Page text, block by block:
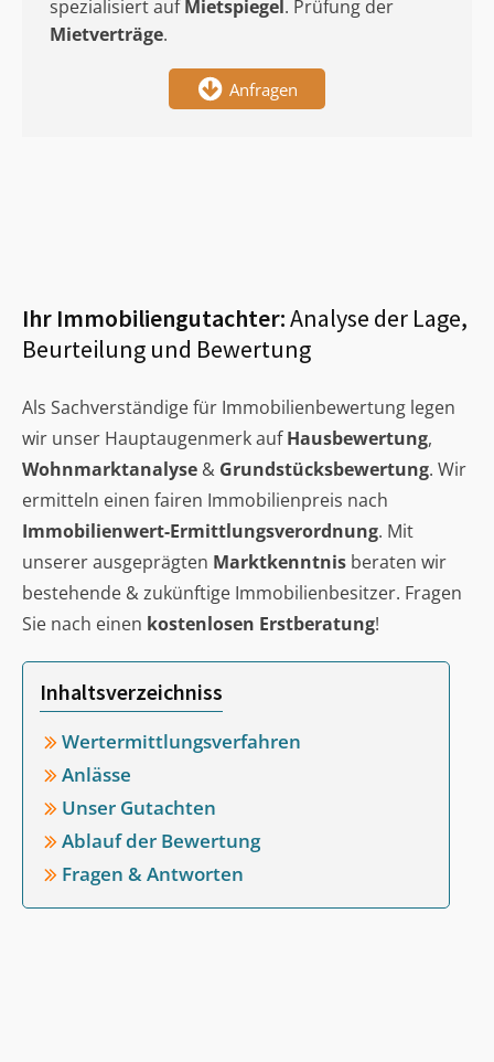
spezialisiert auf Mietspiegel . Prüfung der
Mietverträge.
Anfragen
Ihr Immobiliengutachter:Analyse der Lage,
Beurteilung und Bewertung
Als Sachverständige für Immobilienbewertung legen
wir unser Hauptaugenmerk aufHausbewertung,
Wohnmarktanalyse & Grundstücksbewertung. Wir
ermitteln einen fairen Immobilienpreis nach
Immobilienwert-Ermittlungsverordnung. Mit
unserer ausgeprägten Marktkenntnis beraten wir
bestehende & zukünftige Immobilienbesitzer. Fragen
Sie nach einen kostenlosen Erstberatung!
Inhaltsverzeichniss
Wertermittlungsverfahren
Anlässe
Unser Gutachten
Ablauf der Bewertung
Fragen & Antworten